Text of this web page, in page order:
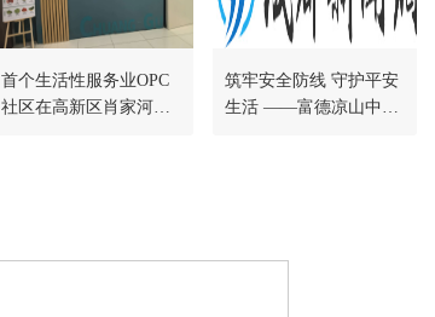
首个生活性服务业OPC
社区在高新区肖家河街
筑牢安全防线 守护平安
生活 ——富德凉山中支